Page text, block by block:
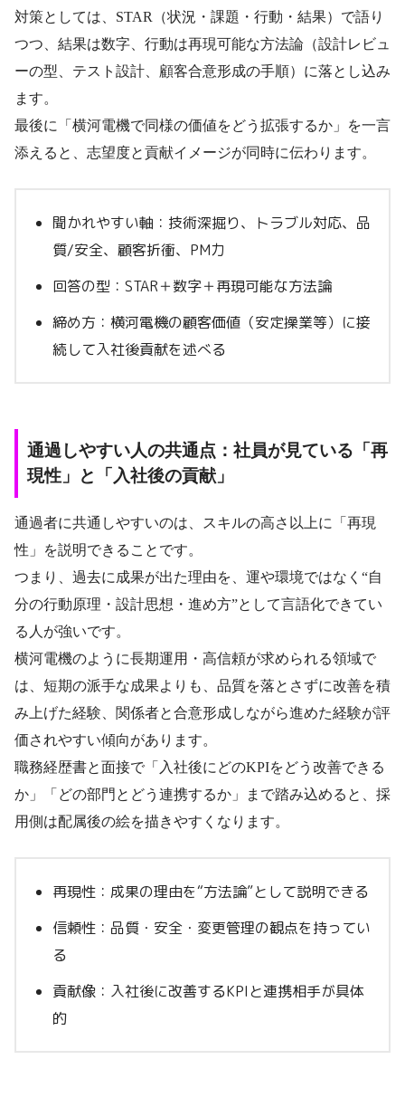
対策としては、STAR（状況・課題・行動・結果）で語り
つつ、結果は数字、行動は再現可能な方法論（設計レビュ
ーの型、テスト設計、顧客合意形成の手順）に落とし込み
ます。
最後に「横河電機で同様の価値をどう拡張するか」を一言
添えると、志望度と貢献イメージが同時に伝わります。
聞かれやすい軸：技術深掘り、トラブル対応、品
質/安全、顧客折衝、PM力
回答の型：STAR＋数字＋再現可能な方法論
締め方：横河電機の顧客価値（安定操業等）に接
続して入社後貢献を述べる
通過しやすい人の共通点：社員が見ている「再
現性」と「入社後の貢献」
通過者に共通しやすいのは、スキルの高さ以上に「再現
性」を説明できることです。
つまり、過去に成果が出た理由を、運や環境ではなく“自
分の行動原理・設計思想・進め方”として言語化できてい
る人が強いです。
横河電機のように長期運用・高信頼が求められる領域で
は、短期の派手な成果よりも、品質を落とさずに改善を積
み上げた経験、関係者と合意形成しながら進めた経験が評
価されやすい傾向があります。
職務経歴書と面接で「入社後にどのKPIをどう改善できる
か」「どの部門とどう連携するか」まで踏み込めると、採
用側は配属後の絵を描きやすくなります。
再現性：成果の理由を“方法論”として説明できる
信頼性：品質・安全・変更管理の観点を持ってい
る
貢献像：入社後に改善するKPIと連携相手が具体
的